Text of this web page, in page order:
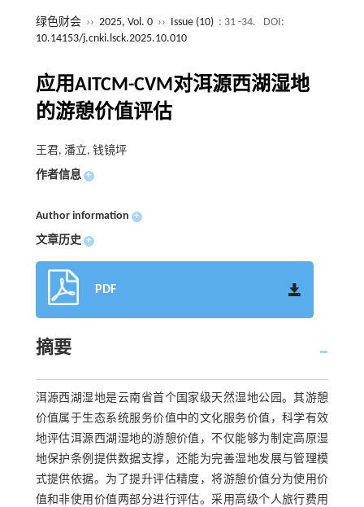
绿色财会 ›› 2025, Vol. 0 ›› Issue (10) : 31 -34.
DOI:
10.14153/j.cnki.lsck.2025.10.010
应用AITCM-CVM对洱源西湖湿地
的游憩价值评估
王君, 潘立, 钱镜坪
作者信息 +
Author information +
文章历史 +
PDF
摘要
洱源西湖湿地是云南省首个国家级天然湿地公园。其游憩
价值属于生态系统服务价值中的文化服务价值，科学有效
地评估洱源西湖湿地的游憩价值，不仅能够为制定高原湿
地保护条例提供数据支撑，还能为完善湿地发展与管理模
式提供依据。为了提升评估精度，将游憩价值分为使用价
值和非使用价值两部分进行评估。采用高级个人旅行费用